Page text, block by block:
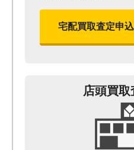
宅配買取査定申
店頭買取